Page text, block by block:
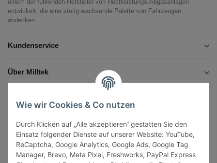
Wie wir Cookies & Co nutzen
Durch Klicken auf „Alle akzeptieren“ gestatten Sie den
Einsatz folgender Dienste auf unserer Website: YouTube,
ReCaptcha, Google Analytics, Google Ads, Google Tag
Manager, Brevo, Meta Pixel, Freshworks, PayPal Express
einem der führenden Hersteller von Hochleistungs-Abgasanlagen
entwickelt, die eine stetig wachsende Palette von Fahrzeugen
abdecken.
Kundenservice
Über Milltek
Gesetzliche Informationen